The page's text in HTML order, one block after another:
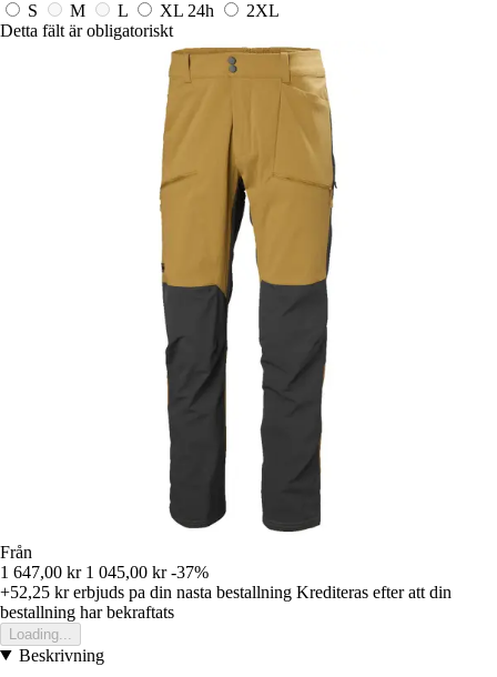
S M L XL 24h
2XL
Detta fält är obligatoriskt
Från
1 647,00 kr 1 045,00 kr -37%
+52,25 krerbjuds pa din nasta bestallning Krediteras efter att din
bestallning har bekraftats
Loading...
Beskrivning